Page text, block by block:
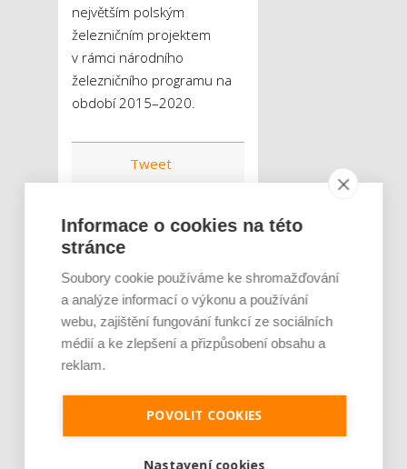
největším polským
železničním projektem
v rámci národního
železničního programu na
období 2015–2020.
Tweet
železnice
Informace o cookies na této
stránce
Soubory cookie používáme ke shromažďování
a analýze informací o výkonu a používání
webu, zajištění fungování funkcí ze sociálních
médií a ke zlepšení a přizpůsobení obsahu a
reklam.
POVOLIT COOKIES
Nastavení cookies